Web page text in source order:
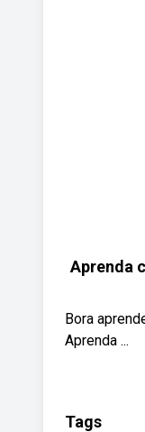
Aprenda
Bora
Aprenda ...
Tags